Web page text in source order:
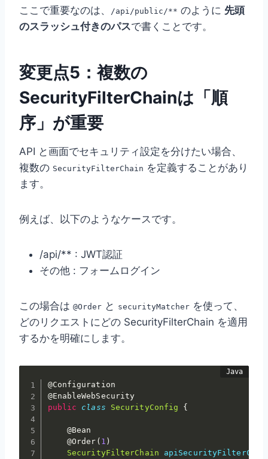
ここで重要なのは、 /api/public/** のように 先頭
のスラッシュ付きのパスで書くことです。
変更点5：複数の
SecurityFilterChainは「順
序」が重要
API と画面でセキュリティ設定を分けたい場合、
複数の SecurityFilterChain を定義することがあり
ます。
例えば、以下のようなケースです。
/api/** : JWT認証
その他 : フォームログイン
この場合は @Order と securityMatcher を使って、
どのリクエストにどの SecurityFilterChain を適用
するかを明確にします。
@Configuration
@EnableWebSecurity
public
class SecurityConfig {
@Bean
@Order ( 1 )
SecurityFilterChain